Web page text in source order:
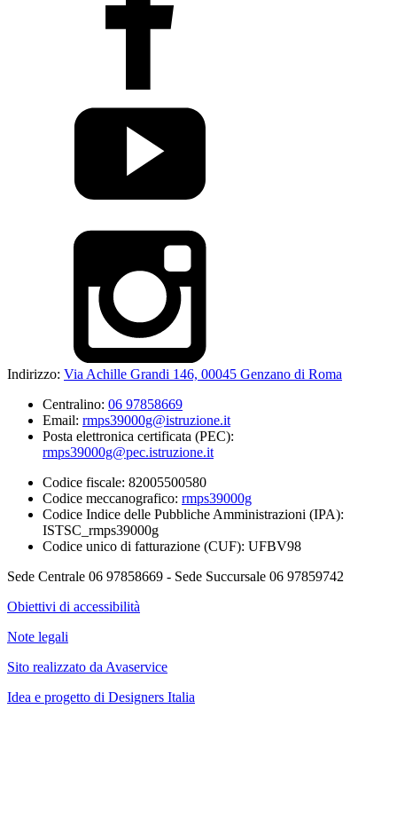
Indirizzo: Via Achille Grandi 146, 00045 Genzano di Roma
Centralino: 06 97858669
Email: rmps39000g@istruzione.it
Posta elettronica certificata (PEC):
rmps39000g@pec.istruzione.it
Codice fiscale: 82005500580
Codice meccanografico: rmps39000g
Codice Indice delle Pubbliche Amministrazioni (IPA):
ISTSC_rmps39000g
Codice unico di fatturazione (CUF): UFBV98
Sede Centrale 06 97858669 - Sede Succursale 06 97859742
Obiettivi di accessibilità
Note legali
Sito realizzato da Avaservice
Idea e progetto di Designers Italia